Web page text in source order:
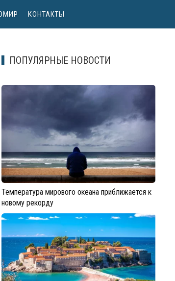
КОНТАКТЫ
ПОПУЛЯРНЫЕ НОВОСТИ
Температура мирового океана приближается к
новому рекорду